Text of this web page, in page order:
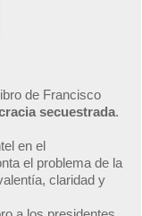
de Francisco
secuestrada.
en el
el problema de la
claridad y